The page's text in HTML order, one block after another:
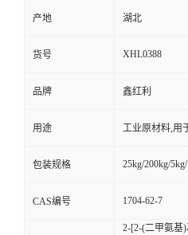
产地 湖北
货号 XHL0388
品牌 鑫红利
用途 工业原材料,用
包装规格 25kg/200kg/
CAS编号 1704-62-7
2-[2-(二甲氨基